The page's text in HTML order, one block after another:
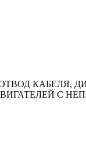
КАБЕЛЯ,
С